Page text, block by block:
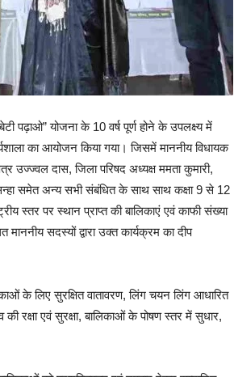
पढ़ाओ” योजना के 10 वर्ष पूर्ण होने के उपलक्ष्य में
का आयोजन किया गया। जिसमें माननीय विधायक
उज्ज्वल दास, जिला परिषद अध्यक्ष ममता कुमारी,
समेत अन्य सभी संबंधित के साथ साथ कक्षा 9 से 12
स्तर पर स्थान प्राप्त की बालिकाएं एवं काफी संख्या
सदस्यों द्वारा उक्त कार्यक्रम का दीप
के लिए सुरक्षित वातावरण, लिंग चयन लिंग आधारित
की रक्षा एवं सुरक्षा, बालिकाओं के पोषण स्तर में सुधार,